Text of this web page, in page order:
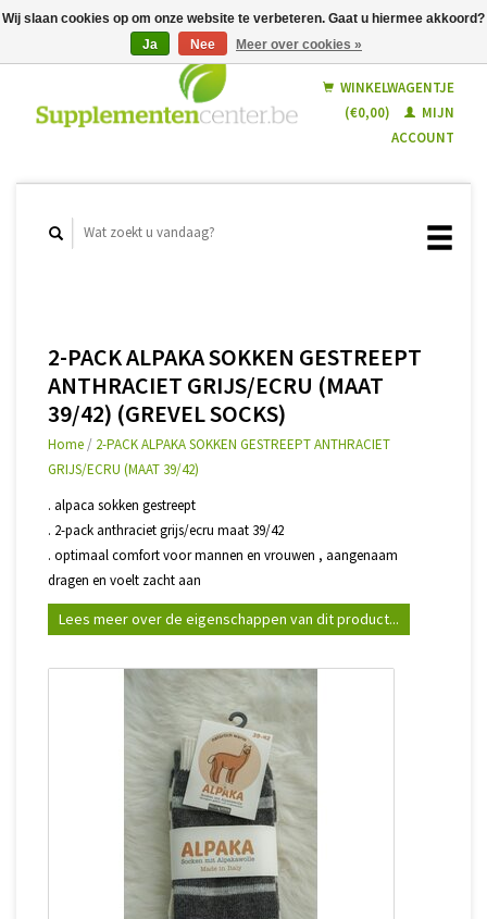
Nederlands
WINKELWAGENTJE
(€0,00)
MIJN
ACCOUNT
2-PACK ALPAKA SOKKEN GESTREEPT
ANTHRACIET GRIJS/ECRU (MAAT
39/42) (GREVEL SOCKS)
Home / 2-PACK ALPAKA SOKKEN GESTREEPT ANTHRACIET
GRIJS/ECRU (MAAT 39/42)
. alpaca sokken gestreept
. 2-pack anthraciet grijs/ecru maat 39/42
. optimaal comfort voor mannen en vrouwen , aangenaam
dragen en voelt zacht aan
Lees meer over de eigenschappen van dit product...
Wij slaan cookies op om onze website te verbeteren. Gaat u hiermee akkoord?
Ja
Nee Meer over cookies »